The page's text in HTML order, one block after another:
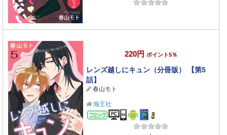
220円 ポイント5％
レンズ越しにキュン（分冊版） 【第5
話】
春山モト
海王社
コミック